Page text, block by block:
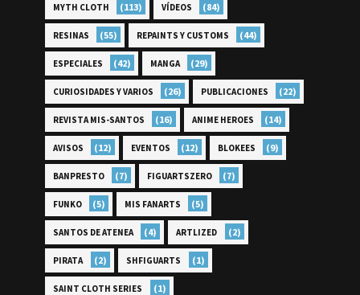
MYTH CLOTH (113) VÍDEOS (84)
RESINAS (55) REPAINTS Y CUSTOMS (44)
ESPECIALES (42) MANGA (29)
CURIOSIDADES Y VARIOS (26) PUBLICACIONES (22)
REVISTA MIS-SANTOS (16) ANIME HEROES (14)
AVISOS (12) EVENTOS (12) BLOKEES (9)
BANPRESTO (7) FIGUARTSZERO (7)
FUNKO (5) MIS FANARTS (5)
SANTOS DE ATENEA (4) ARTLIZED (2)
PIRATA (2) SHFIGUARTS (1)
SAINT CLOTH SERIES (1)